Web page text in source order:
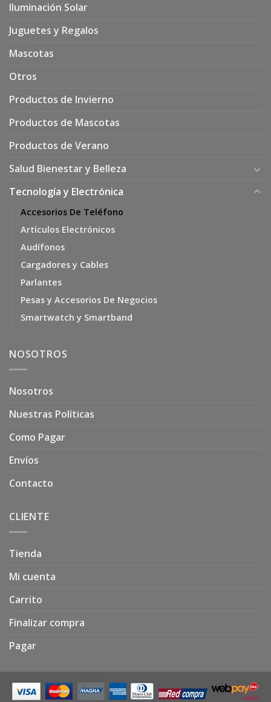
Iluminación Solar
Juguetes y Regalos
Mascotas
Otros
Productos de Invierno
Productos de Mascotas
Productos de Verano
Salud Bienestar y Belleza
Tecnología y Electrónica
Accesorios De Teléfono
Artículos Electrónicos
Audífonos
Cargadores y Cables
Parlantes
Pesas y Accesorios De Negocios
Smartwatch y Smartband
NOSOTROS
Nosotros
Nuestras Políticas
Como Pagar
Envíos
Contacto
CLIENTE
Tienda
Mi cuenta
Carrito
Finalizar compra
Pagar